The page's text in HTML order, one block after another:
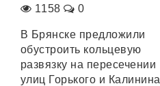
1158
0
В Брянске предложили
обустроить кольцевую
развязку на пересечении
улиц Горького и Калинина